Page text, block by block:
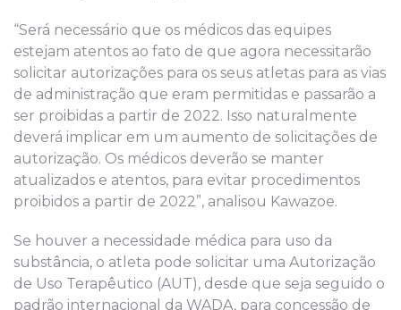
“Será necessário que os médicos das equipes
estejam atentos ao fato de que agora necessitarão
solicitar autorizações para os seus atletas para as vias
de administração que eram permitidas e passarão a
ser proibidas a partir de 2022. Isso naturalmente
deverá implicar em um aumento de solicitações de
autorização. Os médicos deverão se manter
atualizados e atentos, para evitar procedimentos
proibidos a partir de 2022”, analisou Kawazoe.
Se houver a necessidade médica para uso da
substância, o atleta pode solicitar uma Autorização
de Uso Terapêutico (AUT), desde que seja seguido o
padrão internacional da WADA, para concessão de